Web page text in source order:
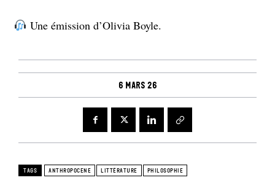
Une émission d’Olivia Boyle.
6 mars 26
TAGS ANTHROPOCENE LITTÉRATURE PHILOSOPHIE